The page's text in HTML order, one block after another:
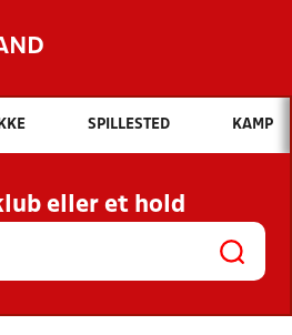
Hvad vil du søge efter?
INDHOLD OG NYHEDER
KLUBBER OG
HOLD
SPILLESTED KAMP
eller et hold